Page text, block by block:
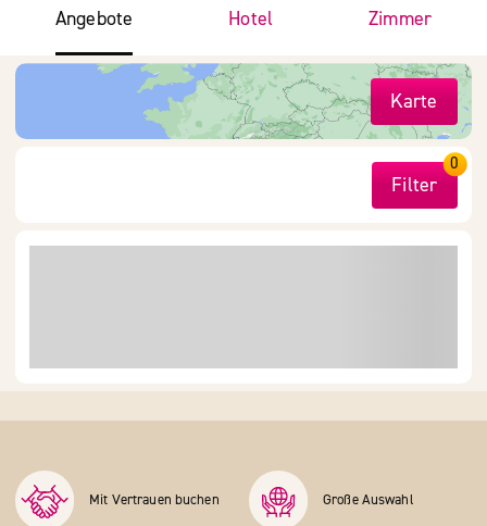
Angebote Hotel Zimmer
Karte
Filter
0
Mit Vertrauen buchen Große Auswahl